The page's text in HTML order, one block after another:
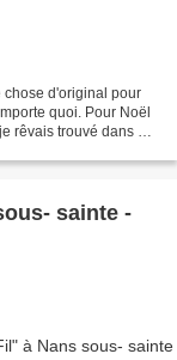
d'original pour
quoi. Pour Noël
rêvais trouvé dans un
sainte -